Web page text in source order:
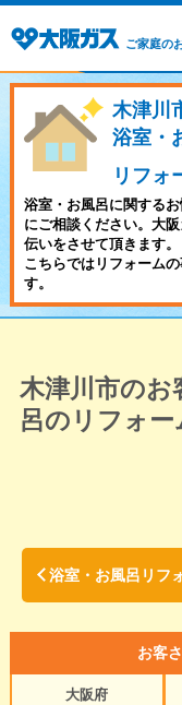
ご家庭の
木津川
浴室・
リフォ
浴室・お風呂に関する
にご相談ください。大
伝いをさせて頂きます。
こちらではリフォーム
す。
木津川市のお
呂のリフォー
浴室・お風呂リフ
お客
大阪府